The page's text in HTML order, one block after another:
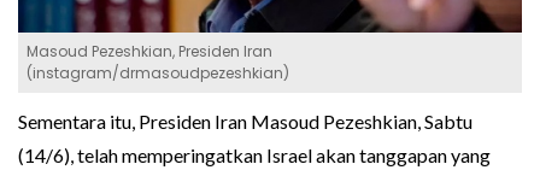
Masoud Pezeshkian, Presiden Iran
(instagram/drmasoudpezeshkian)
Sementara itu, Presiden Iran Masoud Pezeshkian, Sabtu
(14/6), telah memperingatkan Israel akan tanggapan yang